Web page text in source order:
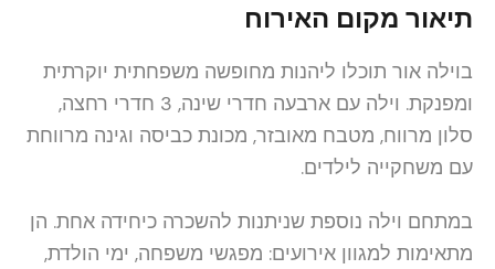
תיאור מקום האירוח
בוילה אור תוכלו ליהנות מחופשה משפחתית יוקרתית
ומפנקת. וילה עם ארבעה חדרי שינה, 3 חדרי רחצה,
סלון מרווח, מטבח מאובזר, מכונת כביסה וגינה מרווחת
עם משחקייה לילדים.
במתחם וילה נוספת שניתנות להשכרה כיחידה אחת. הן
מתאימות למגוון אירועים: מפגשי משפחה, ימי הולדת,